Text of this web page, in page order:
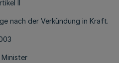
II
nach der Verkündung in Kraft.
Minister